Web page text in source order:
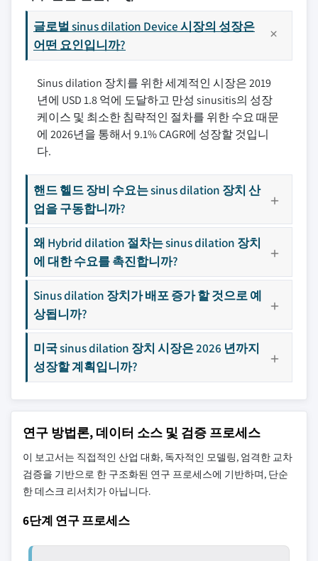
글로벌 sinus dilation Device 시장의 성장은
어떤 요인입니까?
Sinus dilation 장치를 위한 세계적인 시장은 2019
년에 USD 1.8 억에 도달하고 만성 sinusitis의 성장
케이스 및 최소한 침략적인 절차를 위한 수요 때문
에 2026년을 통해서 9.1% CAGR에 성장할 것입니
다.
핸드 헬드 장비 수요는 sinus dilation 장치 산
업을 구동합니까?
왜 Hybrid dilation 절차는 sinus dilation 장치
에 대한 수요를 촉진합니까?
Sinus dilation 장치가 배포 증가 할 것으로 예
상됩니까?
미국 sinus dilation 장치 시장은 2026 년까지
성장할 계획입니까?
연구 방법론, 데이터 소스 및 검증 프로세스
이 보고서는 직접적인 산업 대화, 독자적인 모델링, 엄격한 교차
검증을 기반으로 한 구조화된 연구 프로세스에 기반하며, 단순
한 데스크 리서치가 아닙니다.
6단계 연구 프로세스